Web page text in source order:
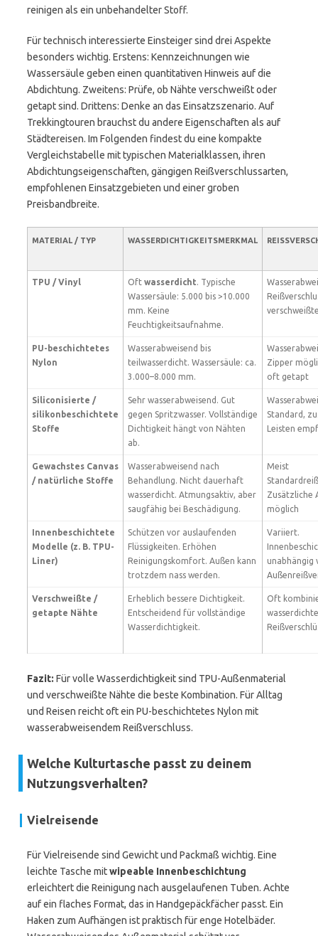
reinigen als ein unbehandelter Stoff.
Für technisch interessierte Einsteiger sind drei Aspekte
besonders wichtig. Erstens: Kennzeichnungen wie
Wassersäule geben einen quantitativen Hinweis auf die
Abdichtung. Zweitens: Prüfe, ob Nähte verschweißt oder
getapt sind. Drittens: Denke an das Einsatzszenario. Auf
Trekkingtouren brauchst du andere Eigenschaften als auf
Städtereisen. Im Folgenden findest du eine kompakte
Vergleichstabelle mit typischen Materialklassen, ihren
Abdichtungseigenschaften, gängigen Reißverschlussarten,
empfohlenen Einsatzgebieten und einer groben
Preisbandbreite.
MATERIAL / TYP WASSERDICHTIGKEITSMERKMAL
TPU / Vinyl Oft wasserdicht. Typische
Wassersäule: 5.000 bis >10.000
mm. Keine
Feuchtigkeitsaufnahme.
PU-beschichtetes
Nylon
Wasserabweisend bis
teilwasserdicht. Wassersäule: ca.
3.000–8.000 mm.
Zipper
oft getapt
Siliconisierte /
silikonbeschichtete
Stoffe
Sehr wasserabweisend. Gut
gegen Spritzwasser. Vollständige
Dichtigkeit hängt von Nähten
ab.
Standard,
Leisten
Gewachstes Canvas
/ natürliche Stoffe
Wasserabweisend nach
Behandlung. Nicht dauerhaft
wasserdicht. Atmungsaktiv, aber
saugfähig bei Beschädigung.
Meist
Zusätzliche
möglich
Innenbeschichtete
Modelle (z. B. TPU-
Liner)
Schützen vor auslaufenden
Flüssigkeiten. Erhöhen
Reinigungskomfort. Außen kann
trotzdem nass werden.
Variiert.
unabhängig
Verschweißte /
getapte Nähte
Erheblich bessere Dichtigkeit.
Entscheidend für vollständige
Wasserdichtigkeit.
Oft
Fazit: Für volle Wasserdichtigkeit sind TPU-Außenmaterial
und verschweißte Nähte die beste Kombination. Für Alltag
und Reisen reicht oft ein PU-beschichtetes Nylon mit
wasserabweisendem Reißverschluss.
Welche Kulturtasche passt zu deinem
Nutzungsverhalten?
Vielreisende
Für Vielreisende sind Gewicht und Packmaß wichtig. Eine
leichte Tasche mitwipeable Innenbeschichtung
erleichtert die Reinigung nach ausgelaufenen Tuben. Achte
auf ein flaches Format, das in Handgepäckfächer passt. Ein
Haken zum Aufhängen ist praktisch für enge Hotelbäder.